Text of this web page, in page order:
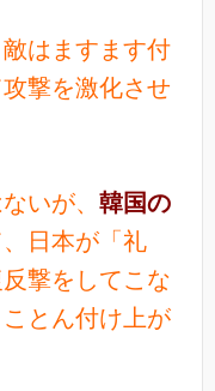
はますます付
撃を激化させ
いが、 韓国の
日本が「礼
撃をしてこな
とん付け上が